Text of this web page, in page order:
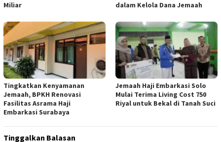
Miliar
dalam Kelola Dana Jemaah
Tingkatkan Kenyamanan
Jemaah, BPKH Renovasi
Fasilitas Asrama Haji
Embarkasi Surabaya
Jemaah Haji Embarkasi Solo
Mulai Terima Living Cost 750
Riyal untuk Bekal di Tanah Suci
Tinggalkan Balasan